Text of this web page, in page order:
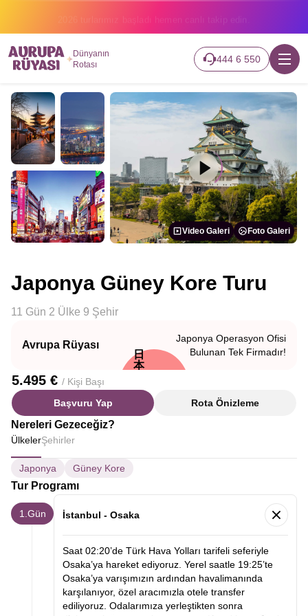
Dünyanın
Rotası
444 6 550
Video Galeri Foto Galeri
Japonya Güney Kore Turu
11 Gün 2 Ülke 9 Şehir
Avrupa Rüyası
日
本
Japonya Operasyon Ofisi
Bulunan Tek Firmadır!
5.495 € / Kişi Başı
Başvuru Yap
Rota Önizleme
Nereleri Gezeceğiz?
ÜlkelerŞehirler
Japonya Güney Kore
Tur Programı
1.Gün İstanbul - Osaka
Saat 02:20’de Türk Hava Yolları tarifeli seferiyle
Osaka’ya hareket ediyoruz. Yerel saatle 19:25’te
Osaka’ya varışımızın ardından havalimanında
karşılanıyor, özel aracımızla otele transfer
ediliyoruz. Odalarımıza yerleştikten sonra